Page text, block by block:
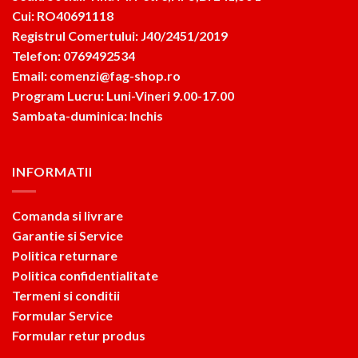
Cui: RO40691118
Registrul Comertului: J40/2451/2019
Telefon: 0769492534
Email: comenzi@fag-shop.ro
Program Lucru: Luni-Vineri 9.00-17.00
Sambata-duminica: Inchis
INFORMATII
Comanda si livrare
Garantie si Service
Politica returnare
Politica confidentialitate
Termeni si conditii
Formular Service
Formular retur produs